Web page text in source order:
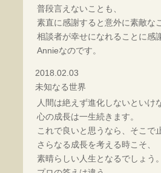
普段言えないことも、
素直に感謝すると意外に素敵な
相談者が幸せになれることに感
Annieなのです。
2018.02.03
未知なる世界
人間は絶えず進化しないといけ
心の成長は一生続きます。
これで良いと思うなら、そこで
さらなる成長を考える時こそ、
素晴らしい人生となるでしょう